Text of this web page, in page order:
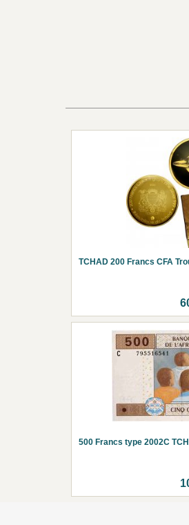
TCHAD 200 Francs CFA
500 Francs type 2002C